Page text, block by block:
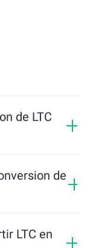
de LTC
en
et de la
de
le montant
LTC en